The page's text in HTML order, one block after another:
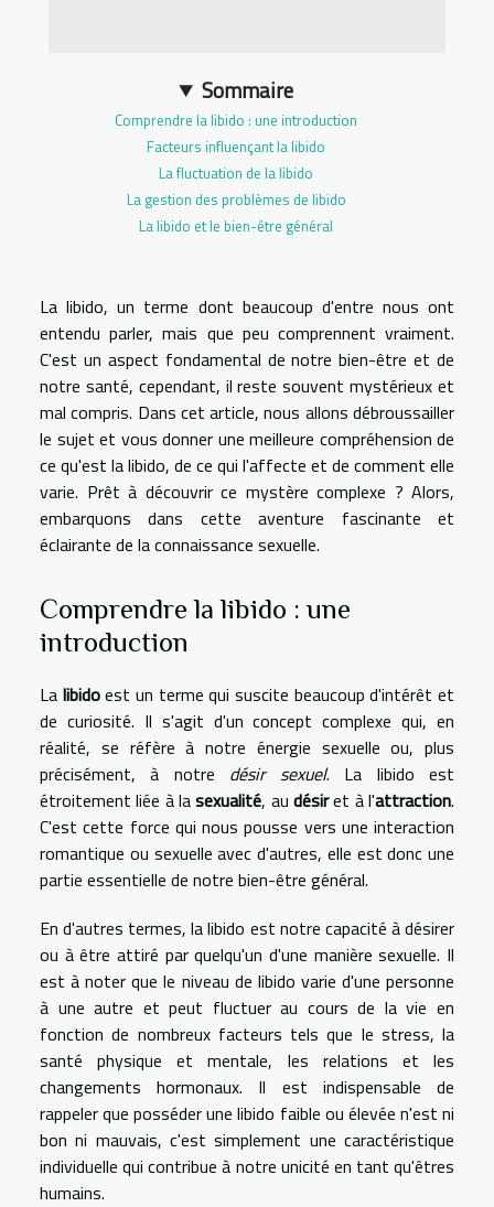
Sommaire
Comprendre la libido : une introduction
Facteurs influençant la libido
La fluctuation de la libido
La gestion des problèmes de libido
La libido et le bien-être général
La libido, un terme dont beaucoup d'entre nous ont
entendu parler, mais que peu comprennent vraiment.
C'est un aspect fondamental de notre bien-être et de
notre santé, cependant, il reste souvent mystérieux et
mal compris. Dans cet article, nous allons débroussailler
le sujet et vous donner une meilleure compréhension de
ce qu'est la libido, de ce qui l'affecte et de comment elle
varie. Prêt à découvrir ce mystère complexe ? Alors,
embarquons dans cette aventure fascinante et
éclairante de la connaissance sexuelle.
Comprendre la libido : une
introduction
La libidoest un terme qui suscite beaucoup d'intérêt et
de curiosité. Il s'agit d'un concept complexe qui, en
réalité, se réfère à notre énergie sexuelle ou, plus
précisément, à notre désir sexuel. La libido est
étroitement liée à lasexualité, audésiret à l'attraction.
C'est cette force qui nous pousse vers une interaction
romantique ou sexuelle avec d'autres, elle est donc une
partie essentielle de notre bien-être général.
En d'autres termes, la libido est notre capacité à désirer
ou à être attiré par quelqu'un d'une manière sexuelle. Il
est à noter que le niveau de libido varie d'une personne
à une autre et peut fluctuer au cours de la vie en
fonction de nombreux facteurs tels que le stress, la
santé physique et mentale, les relations et les
changements hormonaux. Il est indispensable de
rappeler que posséder une libido faible ou élevée n'est ni
bon ni mauvais, c'est simplement une caractéristique
individuelle qui contribue à notre unicité en tant qu'êtres
humains.